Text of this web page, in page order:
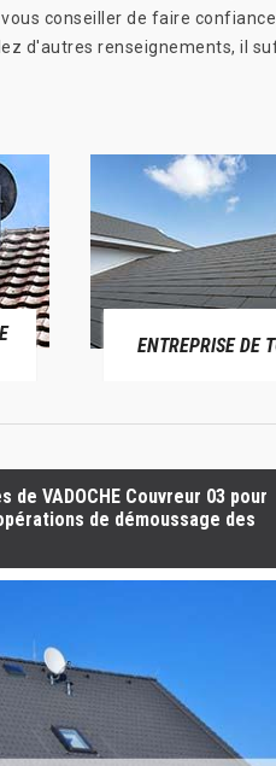
conseiller de faire confiance
d'autres renseignements, il
ENTREPRISE DE
de VADOCHE Couvreur 03 pour
de démoussage des